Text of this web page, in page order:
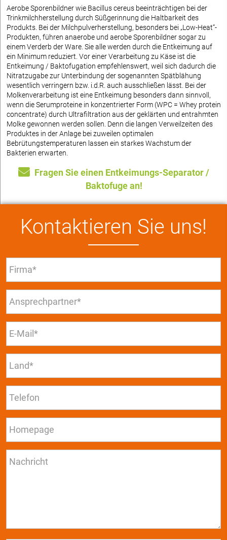
Aerobe Sporenbildner wie Bacillus cereus beeinträchtigen bei der
Trinkmilchherstellung durch Süßgerinnung die Haltbarkeit des
Produkts. Bei der Milchpulverherstellung, besonders bei „Low-Heat“-
Produkten, führen anaerobe und aerobe Sporenbildner sogar zu
einem Verderb der Ware. Sie alle werden durch die Entkeimung auf
ein Minimum reduziert. Vor einer Verarbeitung zu Käse ist die
Entkeimung / Baktofugation empfehlenswert, weil sich dadurch die
Nitratzugabe zur Unterbindung der sogenannten Spätblähung
wesentlich verringern bzw. i.d.R. auch ausschließen lässt. Bei der
Molkenverarbeitung ist eine Entkeimung besonders dann sinnvoll,
wenn die Serumproteine in konzentrierter Form (WPC = Whey protein
concentrate) durch Ultrafiltration aus der geklärten und entrahmten
Molke gewonnen werden sollen. Denn die langen Verweilzeiten des
Produktes in der Anlage bei zuweilen optimalen
Bebrütungstemperaturen lassen ein starkes Wachstum der
Bakterien erwarten.
Fragen Sie einen Entkeimungs-Separator /
Baktofuge an!
Kontaktieren Sie uns!